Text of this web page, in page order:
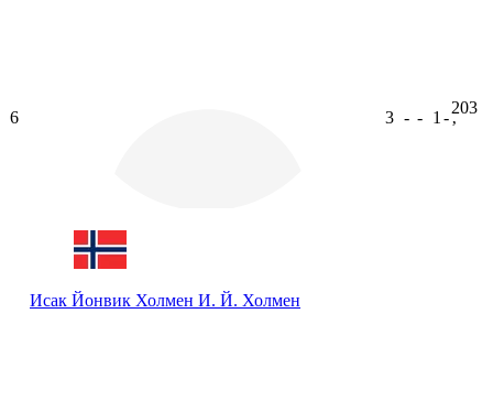
6
Исак Йонвик Холмен И. Й. Холмен
3 - - 1 -
203
ʼ